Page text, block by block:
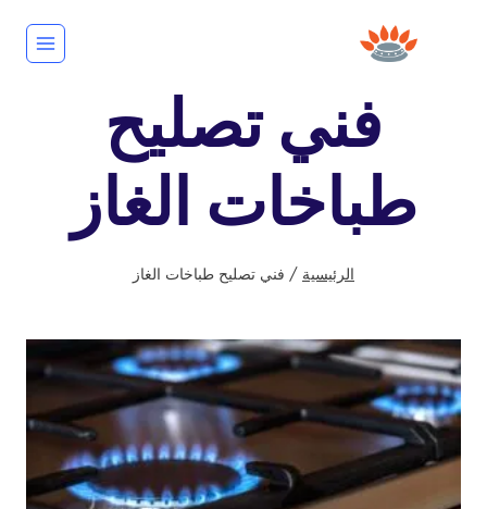
فني تصليح
طباخات الغاز
الرئيسية / فني تصليح طباخات الغاز